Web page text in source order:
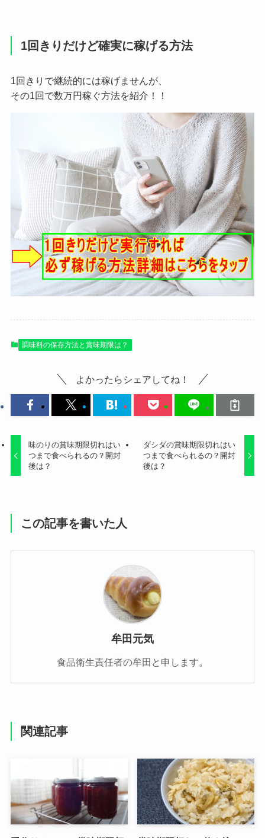
1回きりだけど確実に稼げる方法
1回きりで継続的には稼げませんが、
その1回で数万円稼ぐ方法を紹介！！
調味料の保存方法と賞味期限は？
よかったらシェアしてね！
味のりの賞味期限切れはい
つまで食べられるの？開封
後は？
ダシダの賞味期限切れはい
つまで食べられるの？開封
後は？
この記事を書いた人
牟田元気
食品衛生責任者の牟田と申します。
関連記事